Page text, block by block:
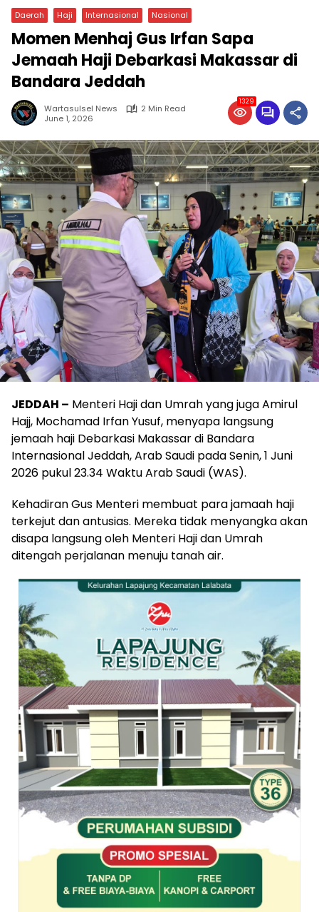
Daerah Haji Internasional Nasional
Momen Menhaj Gus Irfan Sapa
Jemaah Haji Debarkasi Makassar di
Bandara Jeddah
Wartasulsel News
2 Min Read
June 1, 2026
1329
JEDDAH – Menteri Haji dan Umrah yang juga Amirul
Hajj, Mochamad Irfan Yusuf, menyapa langsung
jemaah haji Debarkasi Makassar di Bandara
Internasional Jeddah, Arab Saudi pada Senin, 1 Juni
2026 pukul 23.34 Waktu Arab Saudi (WAS).
Kehadiran Gus Menteri membuat para jamaah haji
terkejut dan antusias. Mereka tidak menyangka akan
disapa langsung oleh Menteri Haji dan Umrah
ditengah perjalanan menuju tanah air.